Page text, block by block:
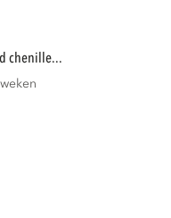
chenille...